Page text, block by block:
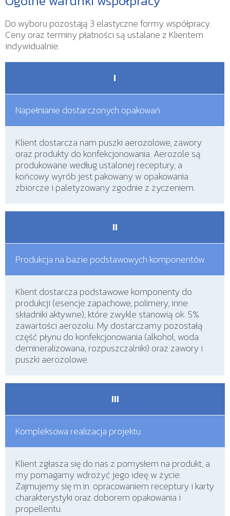
Do wyboru pozostają 3 elastyczne formy współpracy.
Ceny oraz terminy płatności są ustalane z Klientem
indywidualnie.
I
Napełnianie dostarczonych opakowań
Klient dostarcza nam puszki aerozolowe, zawory
oraz produkty do konfekcjonowania. Aerozole są
produkowane według ustalonej receptury, a
końcowy wyrób jest pakowany w opakowania
zbiorcze i paletyzowany zgodnie z życzeniem.
II
Produkcja na bazie podstawowych komponentów
Klient dostarcza podstawowe komponenty do
produkcji (esencje zapachowe, polimery, inne
składniki aktywne), które zwykle stanowią ok. 5%
zawartości aerozolu. My dostarczamy pozostałą
część płynu do konfekcjonowania (alkohol, woda
demineralizowana, rozpuszczalniki) oraz zawory i
puszki aerozolowe.
III
Kompleksowa realizacja projektu
Klient zgłasza się do nas z pomysłem na produkt, a
my pomagamy wdrożyć jego ideę w życie.
Zajmujemy się m.in. opracowaniem receptury i karty
charakterystyki oraz doborem opakowania i
propellentu.